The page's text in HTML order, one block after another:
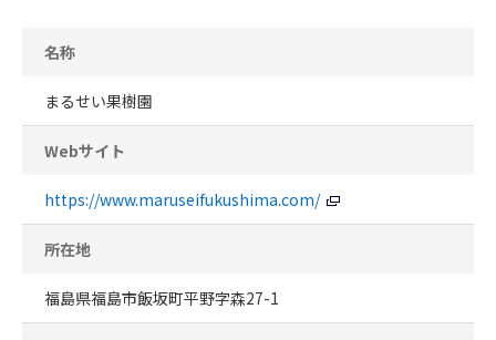
名称
まるせい果樹園
Webサイト
https://www.maruseifukushima.com/
所在地
福島県福島市飯坂町平野字森27-1